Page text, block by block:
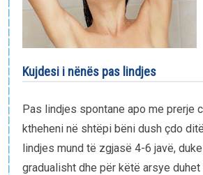
NËNAT PYETËN
E-bibliotekë
Paketat e lindjes
Kujdesi i nënës pas lindjes
Pas lindjes spontane apo me prerje
ktheheni në shtëpi bëni dush çdo
lindjes mund të zgjasë 4-6 javë,
gradualisht dhe për këtë arsye